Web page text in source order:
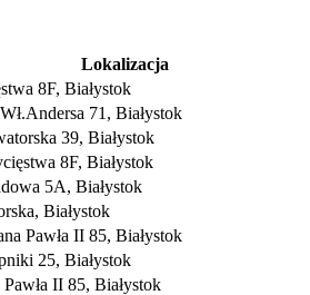
Lokalizacja
8F, Białystok
71, Białystok
39, Białystok
8F, Białystok
5A, Białystok
Białystok
Pawła II 85, Białystok
25, Białystok
Pawła II 85, Białystok